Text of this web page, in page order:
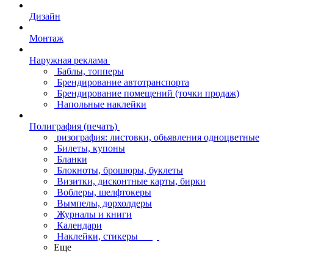
Дизайн
Монтаж
Наружная реклама
Баблы, топперы
Брендирование автотранспорта
Брендирование помещений (точки продаж)
Напольные наклейки
Полиграфия (печать)
ризография: листовки, обьявления одноцветные
Билеты, купоны
Бланки
Блокноты, брошюры, буклеты
Визитки, дисконтные карты, бирки
Воблеры, шелфтокеры
Вымпелы, дорхолдеры
Журналы и книги
Календари
Наклейки, стикеры
Еще